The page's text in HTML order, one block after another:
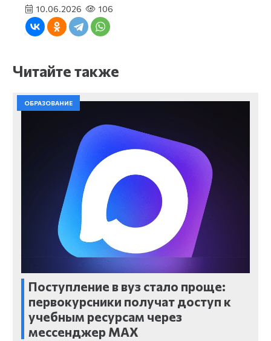
10.06.2026 106
Читайте также
ОБРАЗОВАНИЕ
Поступление в вуз стало проще:
первокурсники получат доступ к
учебным ресурсам через
мессенджер MAX